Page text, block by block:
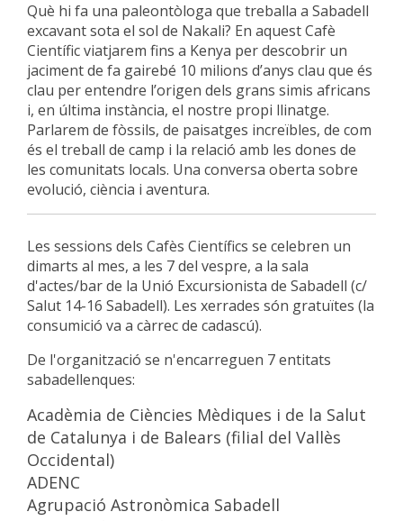
Què hi fa una paleontòloga que treballa a Sabadell
excavant sota el sol de Nakali? En aquest Cafè
Científic viatjarem fins a Kenya per descobrir un
jaciment de fa gairebé 10 milions d’anys clau que és
clau per entendre l’origen dels grans simis africans
i, en última instància, el nostre propi llinatge.
Parlarem de fòssils, de paisatges increïbles, de com
és el treball de camp i la relació amb les dones de
les comunitats locals. Una conversa oberta sobre
evolució, ciència i aventura.
Les sessions dels Cafès Científics se celebren un
dimarts al mes, a les 7 del vespre, a la sala
d'actes/bar de la Unió Excursionista de Sabadell (c/
Salut 14-16 Sabadell). Les xerrades són gratuïtes (la
consumició va a càrrec de cadascú).
De l'organització se n'encarreguen 7 entitats
sabadellenques:
Acadèmia de Ciències Mèdiques i de la Salut
de Catalunya i de Balears (filial del Vallès
Occidental)
ADENC
Agrupació Astronòmica Sabadell